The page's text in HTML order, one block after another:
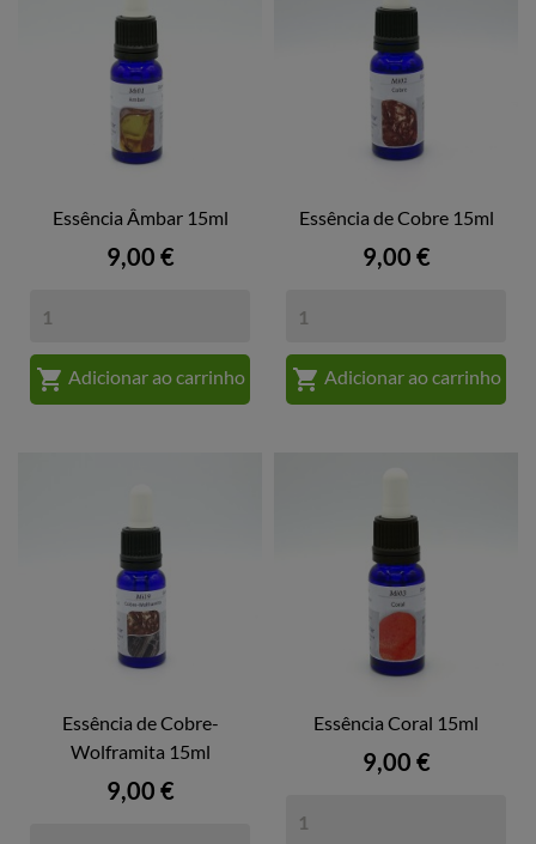
Essência Âmbar 15ml
Preço
9,00 €
 Adicionar ao carrinho
Essência de Cobre 15ml
Preço
9,00 €
 Adicionar ao carrinho
Essência de Cobre-
Wolframita 15ml
Preço
9,00 €
Essência Coral 15ml
Preço
9,00 €